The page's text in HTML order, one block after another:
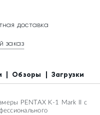
доставка
заказ
Обзоры Загрузки
PENTAX K-1 Mark II с